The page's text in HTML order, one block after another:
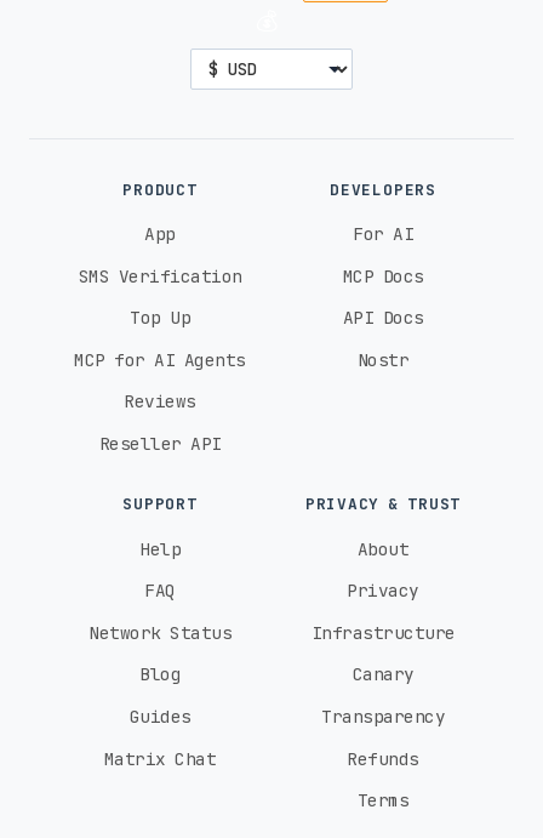
PRODUCT
App
SMS Verification
Top Up
MCP for AI Agents
Reviews
Reseller API
DEVELOPERS
For AI
MCP Docs
API Docs
Nostr
SUPPORT
Help
FAQ
Network Status
Blog
Guides
Matrix Chat
PRIVACY & TRUST
About
Privacy
Infrastructure
Canary
Transparency
Refunds
Terms